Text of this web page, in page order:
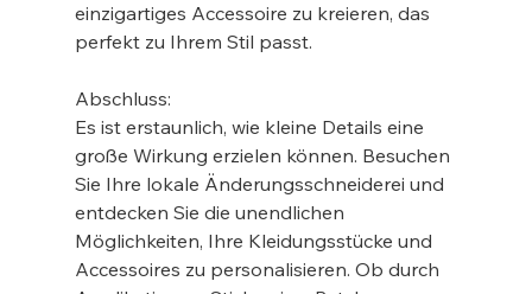
einzigartiges Accessoire zu kreieren, das
perfekt zu Ihrem Stil passt.
Abschluss:
Es ist erstaunlich, wie kleine Details eine
große Wirkung erzielen können. Besuchen
Sie Ihre lokale Änderungsschneiderei und
entdecken Sie die unendlichen
Möglichkeiten, Ihre Kleidungsstücke und
Accessoires zu personalisieren. Ob durch